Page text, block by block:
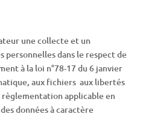
une collecte et un
personnelles dans le respect de
à la loi n°78-17 du 6 janvier
aux fichiers aux libertés
règlementation applicable en
données à caractère